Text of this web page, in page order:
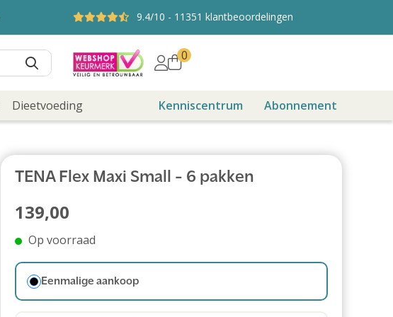
9.4/10 - 11351 klantbeoordelingen
0
Dieetvoeding Kenniscentrum Abonnement
TENA Flex Maxi Small - 6 pakken
139,00
Op voorraad
Eenmalige aankoop